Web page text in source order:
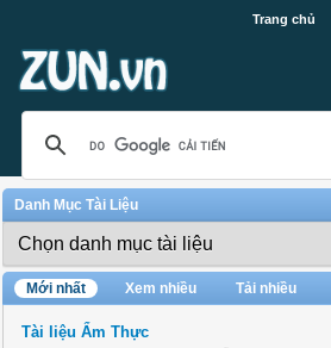
Trang chủ
Danh Mục Tài Liệu
Mới nhất Xem nhiều Tải nhiều
Tài liệu Ẩm Thực